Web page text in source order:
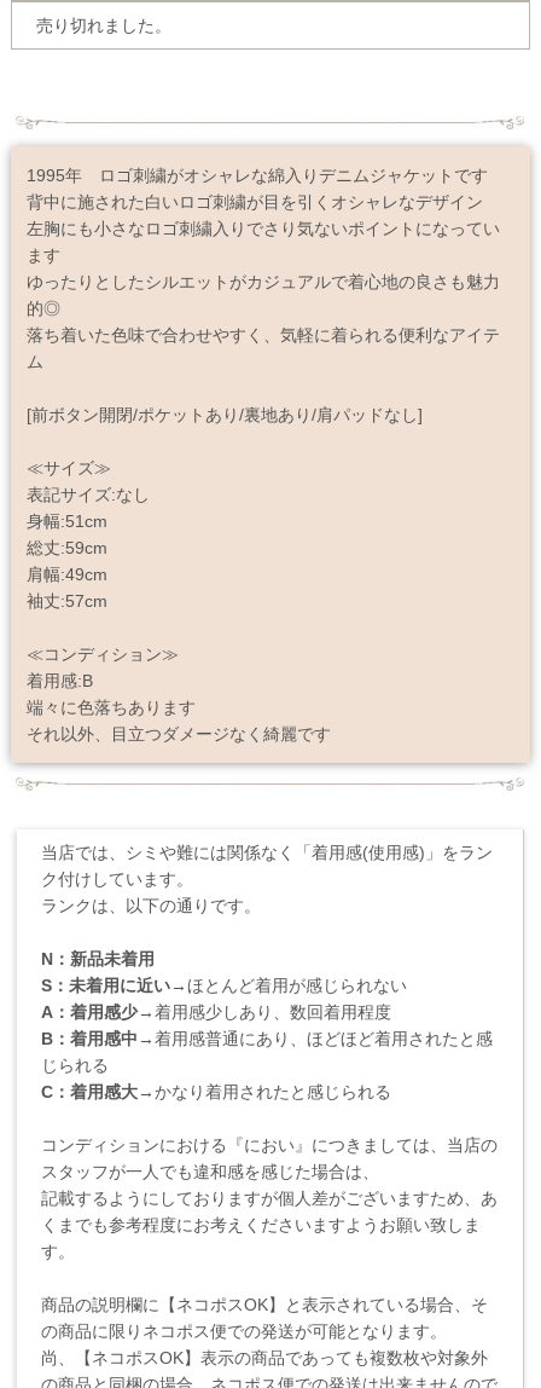
売り切れました。
1995年 ロゴ刺繍がオシャレな綿入りデニムジャケットです
背中に施された白いロゴ刺繍が目を引くオシャレなデザイン
左胸にも小さなロゴ刺繍入りでさり気ないポイントになってい
ます
ゆったりとしたシルエットがカジュアルで着心地の良さも魅力
的◎
落ち着いた色味で合わせやすく、気軽に着られる便利なアイテ
ム
[前ボタン開閉/ポケットあり/裏地あり/肩パッドなし]
≪サイズ≫
表記サイズ:なし
身幅:51cm
総丈:59cm
肩幅:49cm
袖丈:57cm
≪コンディション≫
着用感:B
端々に色落ちあります
それ以外、目立つダメージなく綺麗です
当店では、シミや難には関係なく「着用感(使用感)」をラン
ク付けしています。
ランクは、以下の通りです。
N：新品未着用
S：未着用に近い→ほとんど着用が感じられない
A：着用感少→着用感少しあり、数回着用程度
B：着用感中→着用感普通にあり、ほどほど着用されたと感
じられる
C：着用感大→かなり着用されたと感じられる
コンディションにおける『におい』につきましては、当店の
スタッフが一人でも違和感を感じた場合は、
記載するようにしておりますが個人差がございますため、あ
くまでも参考程度にお考えくださいますようお願い致しま
す。
商品の説明欄に【ネコポスOK】と表示されている場合、そ
の商品に限りネコポス便での発送が可能となります。
尚、【ネコポスOK】表示の商品であっても複数枚や対象外
の商品と同梱の場合、ネコポス便での発送は出来ませんので